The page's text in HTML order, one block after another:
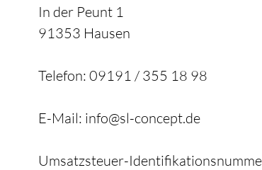
In der Peunt 1
91353 Hausen
Telefon: 09191 / 355 18 98
E-Mail: info@sl-concept.de
Umsatzsteuer-